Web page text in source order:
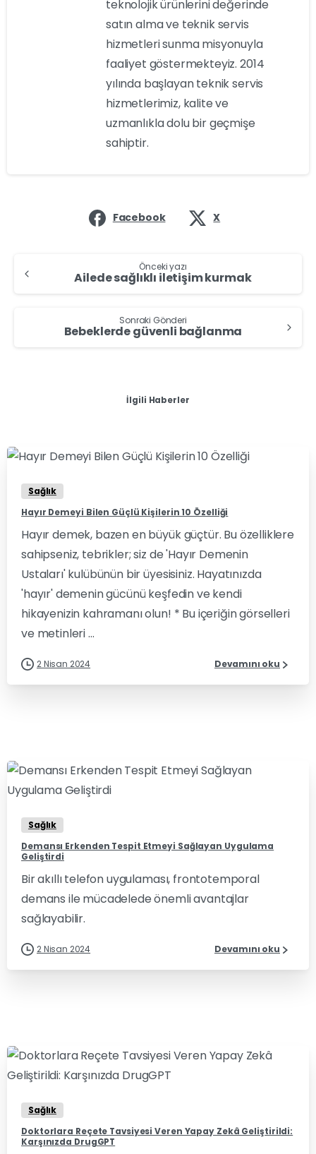
teknolojik ürünlerini değerinde
satın alma ve teknik servis
hizmetleri sunma misyonuyla
faaliyet göstermekteyiz. 2014
yılında başlayan teknik servis
hizmetlerimiz, kalite ve
uzmanlıkla dolu bir geçmişe
sahiptir.
Facebook X
Önceki yazı
Ailede sağlıklı iletişim kurmak
Sonraki Gönderi
Bebeklerde güvenli bağlanma
İlgili Haberler
Sağlık
Hayır Demeyi Bilen Güçlü Kişilerin 10 Özelliği
Hayır demek, bazen en büyük güçtür. Bu özelliklere
sahipseniz, tebrikler; siz de 'Hayır Demenin
Ustaları' kulübünün bir üyesisiniz. Hayatınızda
'hayır' demenin gücünü keşfedin ve kendi
hikayenizin kahramanı olun! * Bu içeriğin görselleri
ve metinleri ...
2 Nisan 2024 Devamını oku
0
Sağlık
Demansı Erkenden Tespit Etmeyi Sağlayan Uygulama
Geliştirdi
Bir akıllı telefon uygulaması, frontotemporal
demans ile mücadelede önemli avantajlar
sağlayabilir.
2 Nisan 2024 Devamını oku
0
Sağlık
Doktorlara Reçete Tavsiyesi Veren Yapay Zekâ Geliştirildi:
Karşınızda DrugGPT